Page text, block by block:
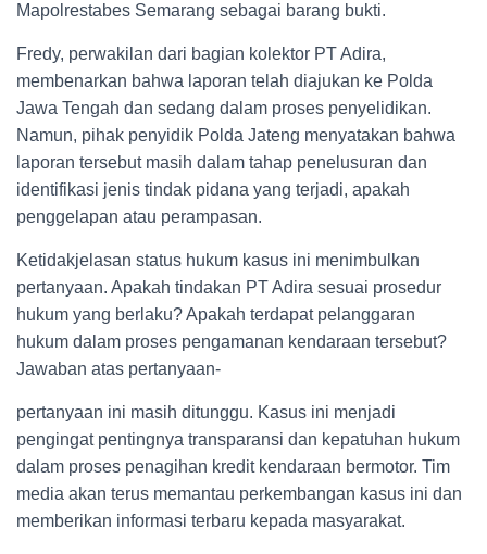
Mapolrestabes Semarang sebagai barang bukti.
Fredy, perwakilan dari bagian kolektor PT Adira,
membenarkan bahwa laporan telah diajukan ke Polda
Jawa Tengah dan sedang dalam proses penyelidikan.
Namun, pihak penyidik Polda Jateng menyatakan bahwa
laporan tersebut masih dalam tahap penelusuran dan
identifikasi jenis tindak pidana yang terjadi, apakah
penggelapan atau perampasan.
Ketidakjelasan status hukum kasus ini menimbulkan
pertanyaan. Apakah tindakan PT Adira sesuai prosedur
hukum yang berlaku? Apakah terdapat pelanggaran
hukum dalam proses pengamanan kendaraan tersebut?
Jawaban atas pertanyaan-
pertanyaan ini masih ditunggu. Kasus ini menjadi
pengingat pentingnya transparansi dan kepatuhan hukum
dalam proses penagihan kredit kendaraan bermotor. Tim
media akan terus memantau perkembangan kasus ini dan
memberikan informasi terbaru kepada masyarakat.